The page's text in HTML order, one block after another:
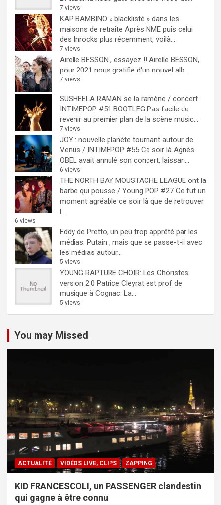
7 views
KAP BAMBINO « blacklisté » dans les
maisons de retraite Après NME puis celui
des Inrocks plus récemment, voilà...
7 views
Airelle BESSON , essayez !! Airelle BESSON,
pour 2021 nous gratifie d'un nouvel alb...
7 views
SUSHEELA RAMAN se la ramène / concert
INTIMEPOP #51 BOOTLEG Pas facile de
revenir au premier plan de la scène music...
7 views
JOY : nouvelle planète tournant autour de
Venus / INTIMEPOP #55 Ce soir là Agnès
OBEL avait annulé son concert, laissan...
6 views
THE NORTH BAY MOUSTACHE LEAGUE ont la
barbe qui pousse / Young POP #27 Ce fut un
moment agréable ce soir là que de retrouver
l...
6 views
Eddy de Pretto, un peu trop apprêté par les
médias. Putain , mais que se passe-t-il avec
les médias autour...
5 views
YOUNG RAPTURE CHOIR: Les Choristes
version 2.0 Patrice Cleyrat est prof de
musique à Cognac. La...
5 views
You may Missed
ACTUALITÉ VIDÉOS LIVE, CLIPS ZAPPING
KID FRANCESCOLI, un PASSENGER clandestin
qui gagne à être connu